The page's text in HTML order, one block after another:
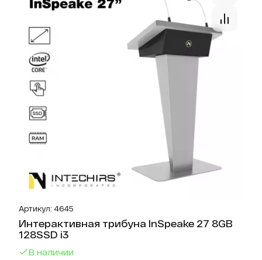
Артикул: 4645
Интерактивная трибуна InSpeake 27 8GB
128SSD i3
В наличии